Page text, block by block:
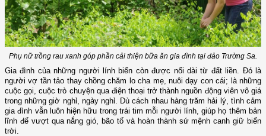
Phụ nữ trồng rau xanh góp phần cải thiện bữa ăn gia đình tại đảo Trường Sa.
Gia đình của những người lính biển còn được nối dài từ đất liền. Đó là
người vợ tần tảo thay chồng chăm lo cha mẹ, nuôi dạy con cái; là những
cuộc gọi, cuộc trò chuyện qua điện thoại trở thành nguồn động viên vô giá
trong những giờ nghỉ, ngày nghỉ. Dù cách nhau hàng trăm hải lý, tình cảm
gia đình vẫn luôn hiện hữu trong trái tim mỗi người lính, giúp họ thêm bản
lĩnh để vượt qua nắng gió, bão tố và hoàn thành sứ mệnh canh giữ biển
trời.